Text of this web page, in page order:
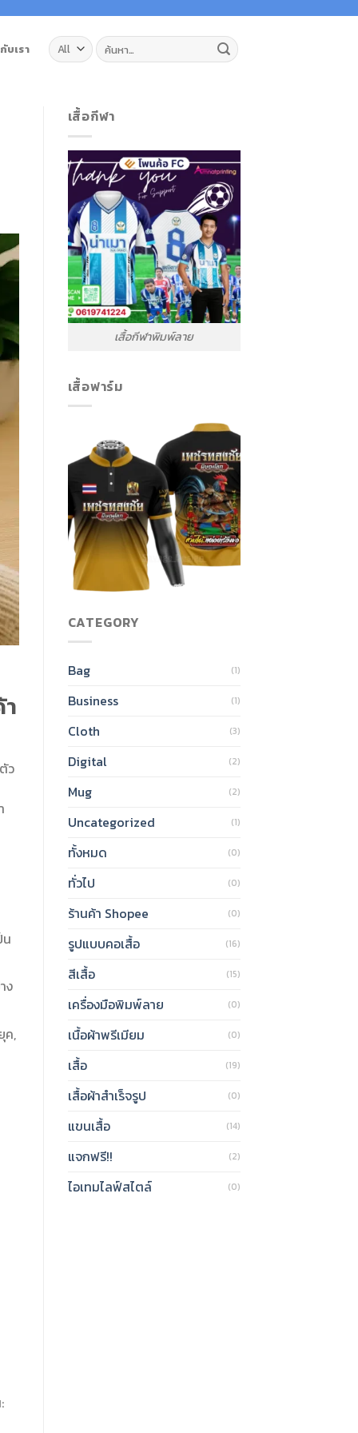
บเรา ค้นหา:
ว
ง
ค,
เสื้อกีฬา
เสื้อกีฬาพิมพ์ลาย
เสื้อฟาร์ม
CATEGORY
Bag (1)
Business (1)
Cloth (3)
Digital (2)
Mug (2)
Uncategorized (1)
ทั้งหมด (0)
ทั่วไป (0)
ร้านค้า Shopee (0)
รูปแบบคอเสื้อ (16)
สีเสื้อ (15)
เครื่องมือพิมพ์ลาย (0)
เนื้อผ้าพรีเมียม (0)
เสื้อ (19)
เสื้อผ้าสำเร็จรูป (0)
แขนเสื้อ (14)
แจกฟรี!! (2)
ไอเทมไลฟ์สไตล์ (0)